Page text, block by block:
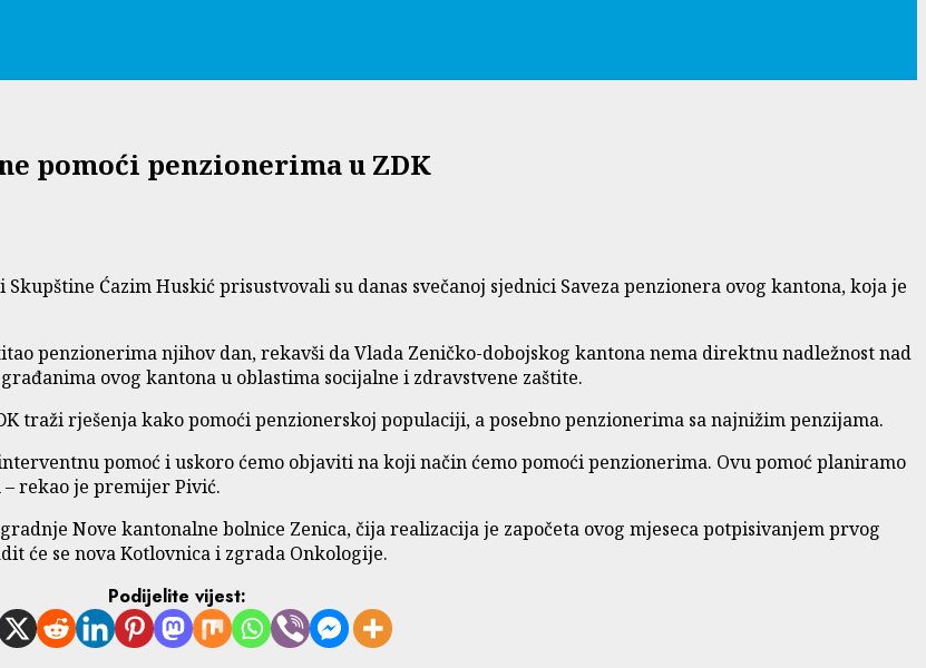
pomoći penzionerima u ZDK
Ćazim Huskić prisustvovali su danas svečanoj sjednici Saveza penzionera ovog kantona, koja je
penzionerima njihov dan, rekavši da Vlada Zeničko-dobojskog kantona nema direktnu nadležnost nad
ovog kantona u oblastima socijalne i zdravstvene zaštite.
traži rješenja kako pomoći penzionerskoj populaciji, a posebno penzionerima sa najnižim penzijama.
pomoć i uskoro ćemo objaviti na koji način ćemo pomoći penzionerima. Ovu pomoć planiramo
rekao je premijer Pivić.
Nove kantonalne bolnice Zenica, čija realizacija je započeta ovog mjeseca potpisivanjem prvog
će se nova Kotlovnica i zgrada Onkologije.
Podijelite vijest: